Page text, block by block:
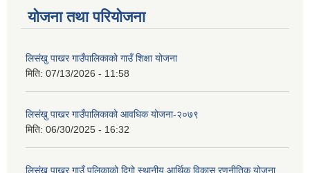
योजना तथा परियोजना
लिसंखु पाखर गाउँपालिकाको गाउँ शिक्षा योजना
मिति: 07/13/2026 - 11:58
लिसंखु पाखर गाउँपालिकाको आवधिक योजना-२०७९
मिति: 06/30/2025 - 16:32
लिसंखु पाखर गाउँ पलिकाको दिगो स्थानीय आर्थिक विकास रणनीतिक योजना